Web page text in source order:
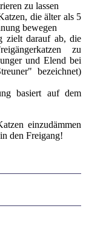
zu lassen
die älter als 5
bewegen
zielt darauf ab, die
zu
und Elend bei
bezeichnet)
basiert auf dem
einzudämmen
den Freigang!